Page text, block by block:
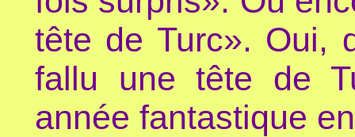
tête de Turc». Oui,
fallu une tête de
année fantastique